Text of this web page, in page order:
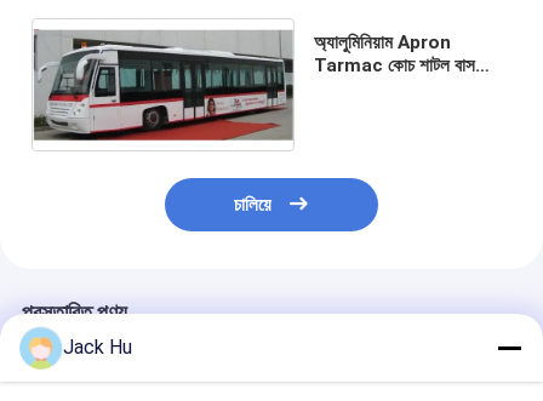
অ্যালুমিনিয়াম Apron
Tarmac কোচ শাটল বাস
চালিয়ে
প্রস্তাবিত পণ্য
Jack Hu